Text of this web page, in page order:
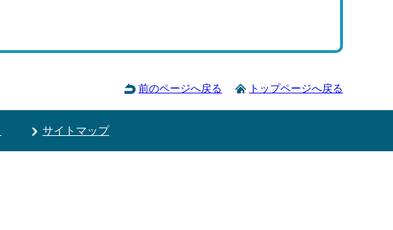
前のページへ戻る トップページへ戻る
サイトマップ